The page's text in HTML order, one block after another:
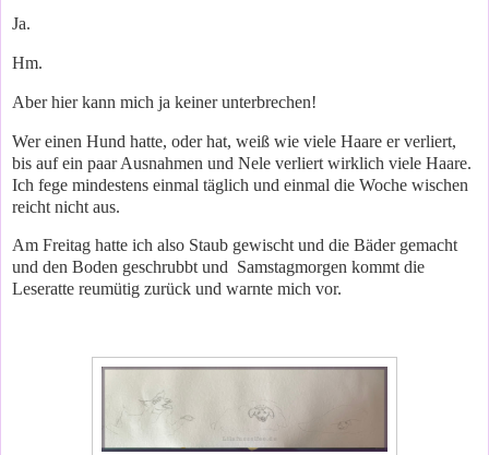
Ja.
Hm.
Aber hier kann mich ja keiner unterbrechen!
Wer einen Hund hatte, oder hat, weiß wie viele Haare er verliert,
bis auf ein paar Ausnahmen und Nele verliert wirklich viele Haare.
Ich fege mindestens einmal täglich und einmal die Woche wischen
reicht nicht aus.
Am Freitag hatte ich also Staub gewischt und die Bäder gemacht
und den Boden geschrubbt und Samstagmorgen kommt die
Leseratte reumütig zurück und warnte mich vor.